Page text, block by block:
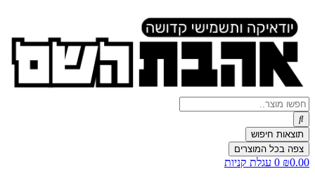
Search
...
תוצאות חיפוש
צפה בכל המוצרים
₪0.00
0 עגלת קניות